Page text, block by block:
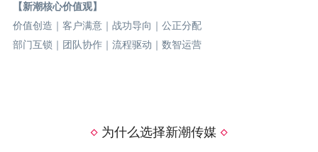
【新潮核心价值观】
价值创造｜客户满意｜战功导向｜公正分配
部门互锁｜团队协作｜流程驱动｜数智运营
为什么选择新潮传媒